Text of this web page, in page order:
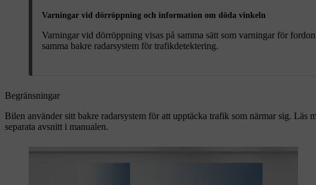
Varningar vid dörröppning och information om döda vinkeln
Varningar vid dörröppning visas på samma sätt som varningar för
samma bakre radarsystem för trafikdetektering.
Begränsningar
Bilen använder sitt bakre radarsystem för att upptäcka trafik som närmar sig. Läs
separata avsnitt i manualen.